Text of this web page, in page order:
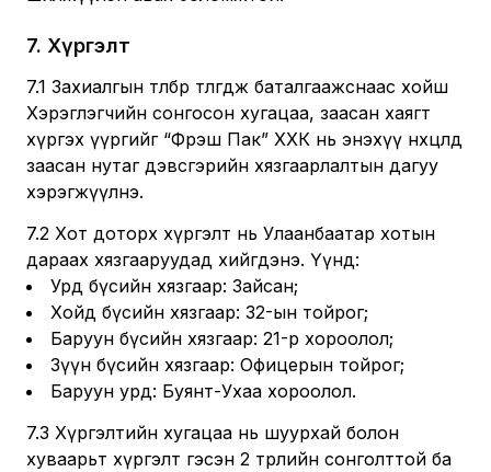
7. Хүргэлт
7.1 Захиалгын төлбөр төлөгдөж баталгаажснаас хойш
Хэрэглэгчийн сонгосон хугацаа, заасан хаягт
хүргэх үүргийг “Фрэш Пак” ХХК нь энэхүү нөхцөлд
заасан нутаг дэвсгэрийн хязгаарлалтын дагуу
хэрэгжүүлнэ.
7.2 Хот доторх хүргэлт нь Улаанбаатар хотын
дараах хязгааруудад хийгдэнэ. Үүнд:
Урд бүсийн хязгаар: Зайсан;
Хойд бүсийн хязгаар: 32-ын тойрог;
Баруун бүсийн хязгаар: 21-р хороолол;
Зүүн бүсийн хязгаар: Офицерын тойрог;
Баруун урд: Буянт-Ухаа хороолол.
7.3 Хүргэлтийн хугацаа нь шуурхай болон
хуваарьт хүргэлт гэсэн 2 төрлийн сонголттой ба